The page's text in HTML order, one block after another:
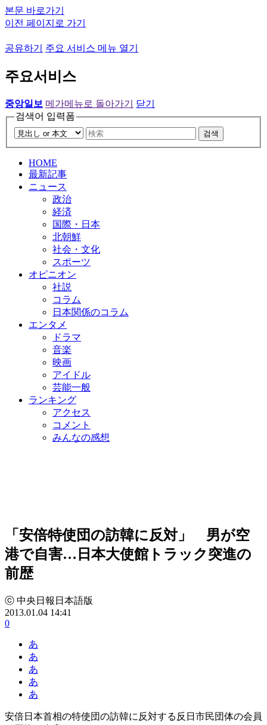
본문 바로가기
이전 페이지로 가기
공유하기 주요 서비스 메뉴 열기
주요서비스
중앙일보 메가메뉴로 돌아가기
닫기
검색어 입력폼
검색
HOME
最新記事
ニュース
政治
経済
国際・日本
北朝鮮
社会・文化
スポーツ
オピニオン
社説
コラム
日本関係のコラム
エンタメ
ドラマ
音楽
映画
アイドル
芸能一般
ランキング
アクセス
コメント
みんなの感想
「安倍特使団の訪韓に反対」 男が空
港で自害…日本大使館トラック突進の
前歴
ⓒ 中央日報日本語版
2013.01.04 14:41
0
あ
あ
あ
あ
あ
安倍日本首相の特使団の訪韓に反対する反日市民団体の会員